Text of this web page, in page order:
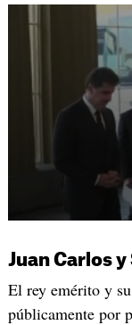
Juan Carlos
El rey emérito y
públicamente por